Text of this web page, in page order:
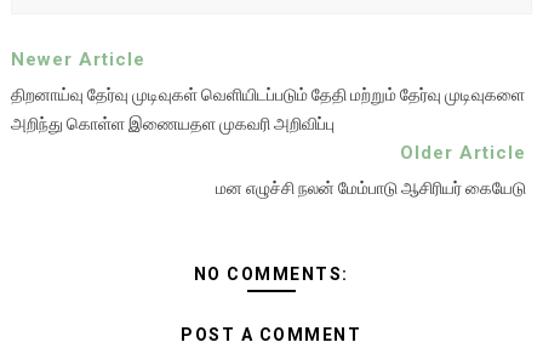
Newer Article
திறனாய்வு தேர்வு முடிவுகள் வெளியிடப்படும் தேதி மற்றும் தேர்வு முடிவுகளை
அறிந்து கொள்ள இணையதள முகவரி அறிவிப்பு
Older Article
மன எழுச்சி நலன் மேம்பாடு ஆசிரியர் கையேடு
NO COMMENTS:
POST A COMMENT